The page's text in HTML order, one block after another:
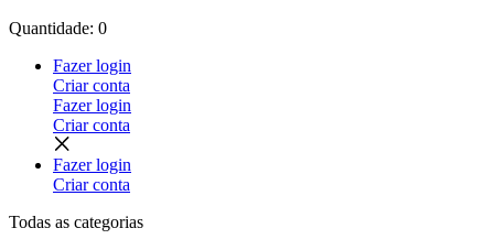
Quantidade: 0
Fazer login
Criar conta
Fazer login
Criar conta
Fazer login
Criar conta
Todas as categorias